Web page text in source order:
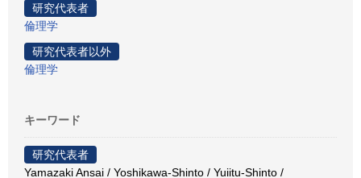
研究代表者
倫理学
研究代表者以外
倫理学
キーワード
研究代表者
Yamazaki Ansai / Yoshikawa-Shinto / Yuiitu-Shinto /